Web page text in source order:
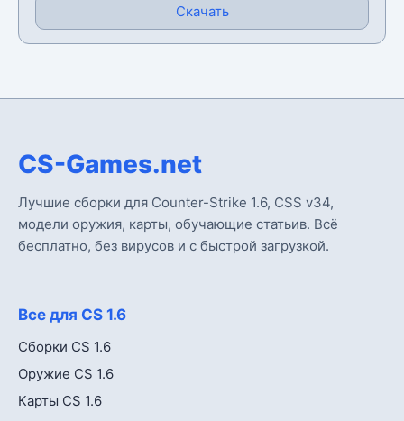
Скачать
CS-Games.net
Лучшие сборки для Counter-Strike 1.6, CSS v34,
модели оружия, карты, обучающие статьив. Всё
бесплатно, без вирусов и с быстрой загрузкой.
Все для CS 1.6
Сборки CS 1.6
Оружие CS 1.6
Карты CS 1.6